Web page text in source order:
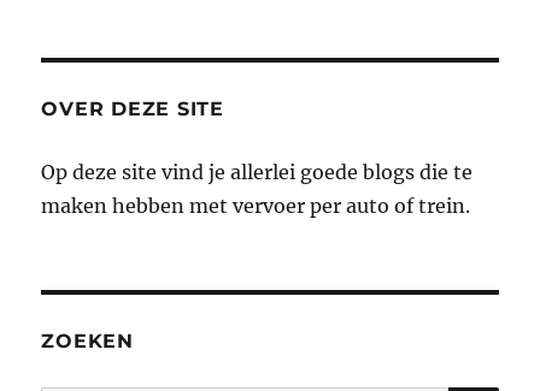
OVER DEZE SITE
Op deze site vind je allerlei goede blogs die te
maken hebben met vervoer per auto of trein.
ZOEKEN